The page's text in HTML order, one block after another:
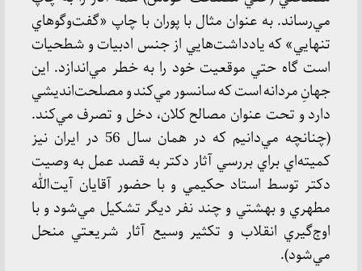
مي‌رساند. به عنوان مثال با پوران با چاپ «گفت‌وگو‌هاي
تنهايي» كه يادداشت‌هايي از جنس ادبيات و شطحيات
است گاه حتي موقعيت خود را به خطر مي‌اندازد. اين
جهانِ مردانه است كه سانسور مي‌كند و مصلحت‌انديشي
دارد و تحت عنوان مصالح كلان، دخل و تصرف مي‌كند.
(چنانچه مي‌دانيم كه در همان سال 56 در ايران نيز
كميته‌اي براي بررسي آثار دكتر به قصد عمل به وصيت
دكتر توسط استاد حكيمي و با حضور آقايان آيت‌الله
مطهري و بهشتي و چند نفر ديگر تشكيل مي‌شود و با
اوج‌گيري انقلاب و تكثير وسيع آثار شريعتي منحل
مي‌شود).